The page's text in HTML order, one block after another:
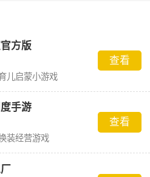
方版
儿启蒙小游戏
查看
手游
装经营游戏
查看